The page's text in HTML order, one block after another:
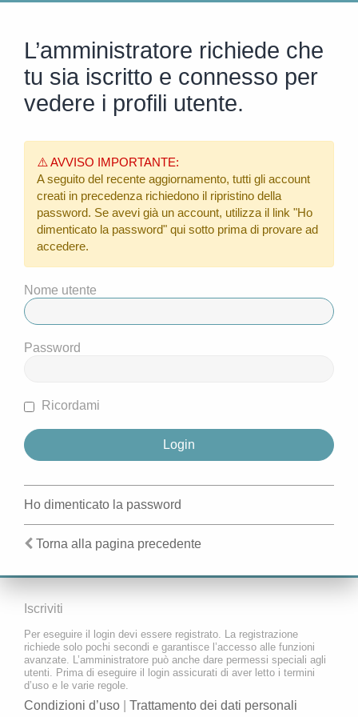
L’amministratore richiede che
tu sia iscritto e connesso per
vedere i profili utente.
⚠️ AVVISO IMPORTANTE:
A seguito del recente aggiornamento, tutti gli account
creati in precedenza richiedono il ripristino della
password. Se avevi già un account, utilizza il link "Ho
dimenticato la password" qui sotto prima di provare ad
accedere.
Nome utente
Password
Ricordami
Ho dimenticato la password
Torna alla pagina precedente
Iscriviti
Per eseguire il login devi essere registrato. La registrazione
richiede solo pochi secondi e garantisce l’accesso alle funzioni
avanzate. L’amministratore può anche dare permessi speciali agli
utenti. Prima di eseguire il login assicurati di aver letto i termini
d’uso e le varie regole.
Condizioni d’uso Trattamento dei dati personali